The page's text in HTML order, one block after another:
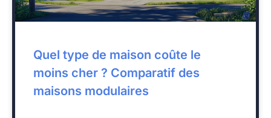
Quel type de maison coûte le
moins cher ? Comparatif des
maisons modulaires